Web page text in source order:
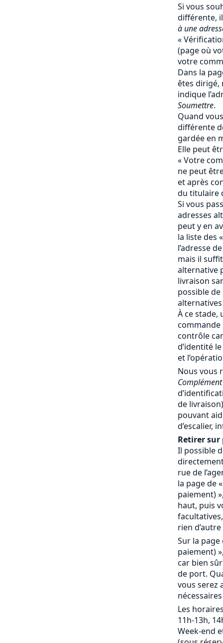
Si vous
différente,
à une
«
(page où
votre
Dans la
êtes dirigé,
indique
Soumettre.
Quand
différente
gardée en
Elle peut
« Votre
ne peut
et après
du titulaire
Si vous
adresses
peut y en
la liste des
l’adresse
mais il
alternative
livraison
possible
À ce stade,
commande
contrôle
d’identité
et
Nous vous
Complément
de
pouvant
d’escalier,
Retirer sur
Il possible
rue de
la page de
paiement)
haut, puis
rien
Sur la
paiement)
car bien
de port.
vous serez
Les
11h-13h,
Week-end